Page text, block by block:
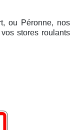
ou Péronne, nos
stores roulants